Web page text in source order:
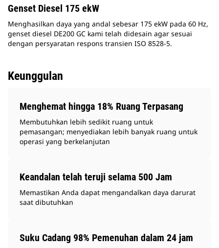
Genset Diesel 175 ekW
Menghasilkan daya yang andal sebesar 175 ekW pada 60 Hz,
genset diesel DE200 GC kami telah didesain agar sesuai
dengan persyaratan respons transien ISO 8528-5.
Keunggulan
Menghemat hingga 18% Ruang Terpasang
Membutuhkan lebih sedikit ruang untuk
pemasangan; menyediakan lebih banyak ruang untuk
operasi yang berkelanjutan
Keandalan telah teruji selama 500 Jam
Memastikan Anda dapat mengandalkan daya darurat
saat dibutuhkan
Suku Cadang 98% Pemenuhan dalam 24 jam